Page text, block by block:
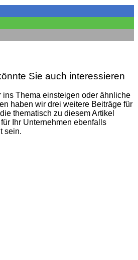
Sie auch interessieren
ins Thema einsteigen oder ähnliche
haben wir drei weitere Beiträge für
thematisch zu diesem Artikel
Ihr Unternehmen ebenfalls
sein.